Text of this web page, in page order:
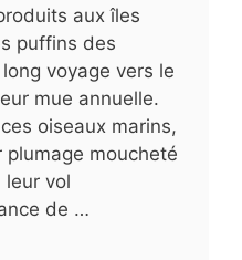
aux îles
puffins des
voyage vers le
mue annuelle.
oiseaux marins,
plumage moucheté
vol
de …